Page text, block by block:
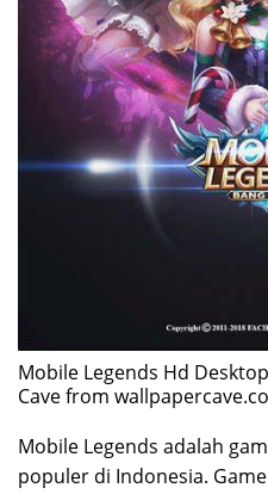
Mobile Legends Hd
Cave from
Mobile Legends adalah
populer di Indonesia.